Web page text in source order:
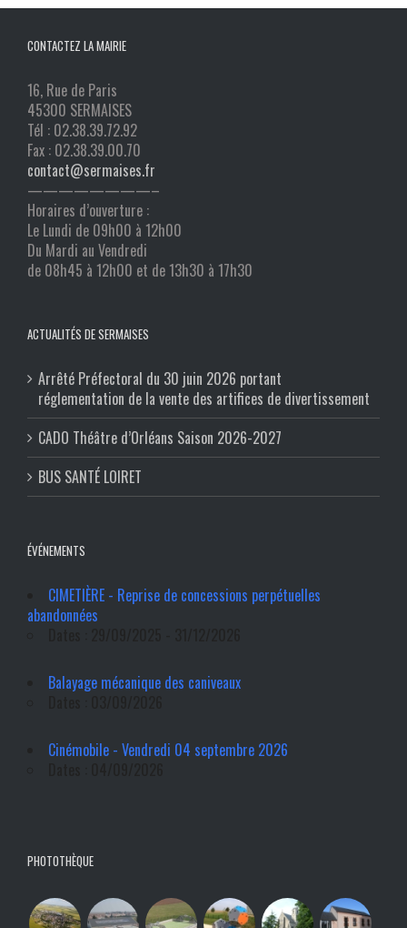
CONTACTEZ LA MAIRIE
16, Rue de Paris
45300 SERMAISES
Tél : 02.38.39.72.92
Fax : 02.38.39.00.70
contact@sermaises.fr
————————–
Horaires d’ouverture :
Le Lundi de 09h00 à 12h00
Du Mardi au Vendredi
de 08h45 à 12h00 et de 13h30 à 17h30
ACTUALITÉS DE SERMAISES
Arrêté Préfectoral du 30 juin 2026 portant
réglementation de la vente des artifices de divertissement
CADO Théâtre d’Orléans Saison 2026-2027
BUS SANTÉ LOIRET
ÉVÉNEMENTS
CIMETIÈRE - Reprise de concessions perpétuelles
abandonnées
Balayage mécanique des caniveaux
Cinémobile - Vendredi 04 septembre 2026
PHOTOTHÈQUE